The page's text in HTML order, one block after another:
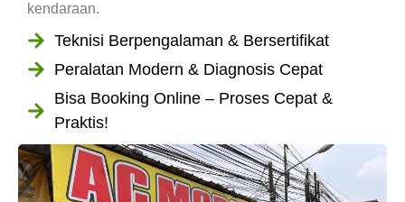
kendaraan.
Teknisi Berpengalaman & Bersertifikat
Peralatan Modern & Diagnosis Cepat
Bisa Booking Online – Proses Cepat &
Praktis!